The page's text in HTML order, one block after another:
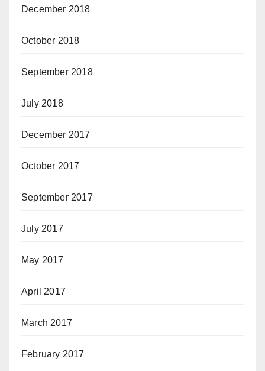
December 2018
October 2018
September 2018
July 2018
December 2017
October 2017
September 2017
July 2017
May 2017
April 2017
March 2017
February 2017